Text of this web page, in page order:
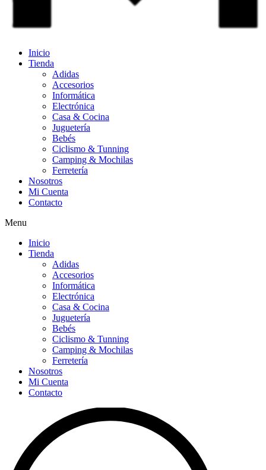
Inicio
Tienda
Adidas
Accesorios
Informática
Electrónica
Casa & Cocina
Juguetería
Bebés
Ciclismo & Tunning
Camping & Mochilas
Ferretería
Nosotros
Mi Cuenta
Contacto
Menu
Inicio
Tienda
Adidas
Accesorios
Informática
Electrónica
Casa & Cocina
Juguetería
Bebés
Ciclismo & Tunning
Camping & Mochilas
Ferretería
Nosotros
Mi Cuenta
Contacto